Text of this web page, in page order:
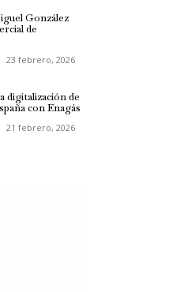
González
de
23 febrero, 2026
digitalización de
con Enagás
21 febrero, 2026